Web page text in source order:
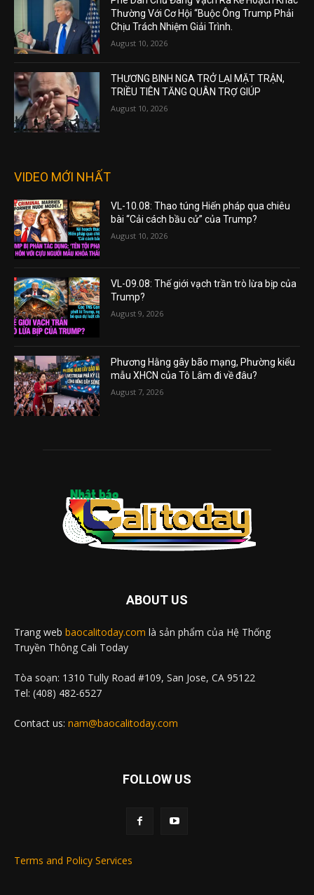
Thường Với Cơ Hội “Buộc Ông Trump Phải
Chịu Trách Nhiệm Giải Trình.
August 10, 2026
THƯƠNG BINH NGA TRỞ LẠI MẶT TRẬN,
TRIỀU TIÊN TĂNG QUÂN TRỢ GIÚP
August 10, 2026
VIDEO MỚI NHẤT
VL-10.08: Thao túng Hiến pháp qua chiêu
bài “Cải cách bầu cử” của Trump?
August 10, 2026
VL-09.08: Thế giới vạch trần trò lừa bịp của
Trump?
August 9, 2026
Phương Hằng gây bão mạng, Phường kiểu
mẫu XHCN của Tô Lâm đi về đâu?
August 7, 2026
ABOUT US
Trang web baocalitoday.com là sản phẩm của Hệ Thống
Truyền Thông Cali Today
Tòa soạn: 1310 Tully Road #109, San Jose, CA 95122
Tel: (408) 482-6527
Contact us: nam@baocalitoday.com
FOLLOW US
Terms and Policy Services